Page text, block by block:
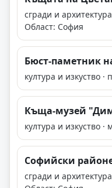
сгради и
Област: София
Бюст-паметник
култура и изкуство ·
Къща-музей
култура и изкуство ·
Софийски
сгради и